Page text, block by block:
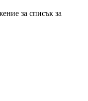
за списък за